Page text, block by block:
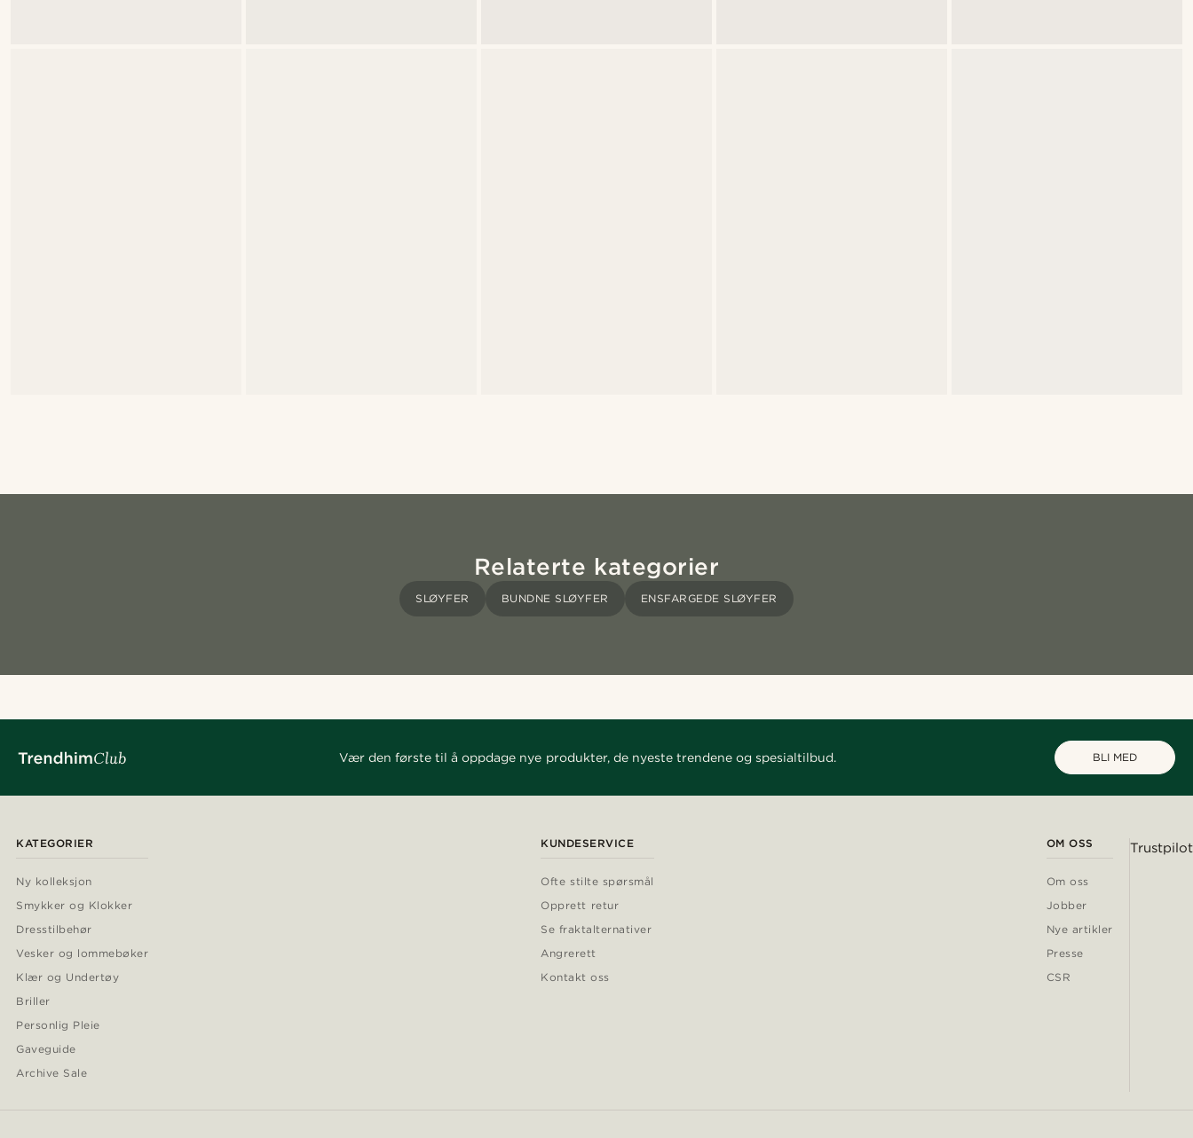
Relaterte kategorier
SLØYFER BUNDNE SLØYFER ENSFARGEDE SLØYFER
Vær den første til å oppdage nye produkter, de nyeste trendene og spesialtilbud. BLI MED
KATEGORIER
Ny kolleksjon
Smykker og Klokker
Dresstilbehør
Vesker og lommebøker
Klær og Undertøy
Briller
Personlig Pleie
Gaveguide
Archive Sale
KUNDESERVICE
Ofte stilte spørsmål
Opprett retur
Se fraktalternativer
Angrerett
Kontakt oss
OM OSS
Om oss
Jobber
Nye artikler
Presse
CSR
Trustpilot